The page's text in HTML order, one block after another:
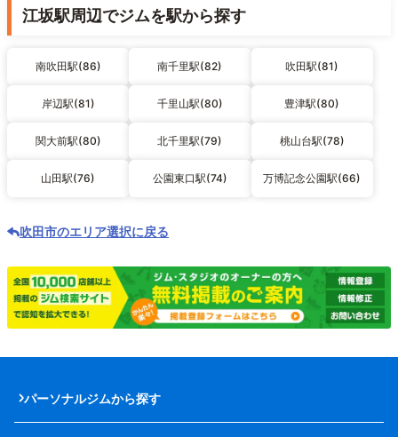
江坂駅周辺でジムを駅から探す
南吹田駅(86) 南千里駅(82) 吹田駅(81)
岸辺駅(81) 千里山駅(80) 豊津駅(80)
関大前駅(80) 北千里駅(79) 桃山台駅(78)
山田駅(76) 公園東口駅(74) 万博記念公園駅(66)
吹田市のエリア選択に戻る
パーソナルジムから探す